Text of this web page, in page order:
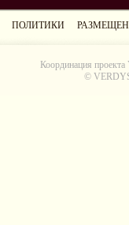
ПОЛИТИКИ
Координация проекта
©